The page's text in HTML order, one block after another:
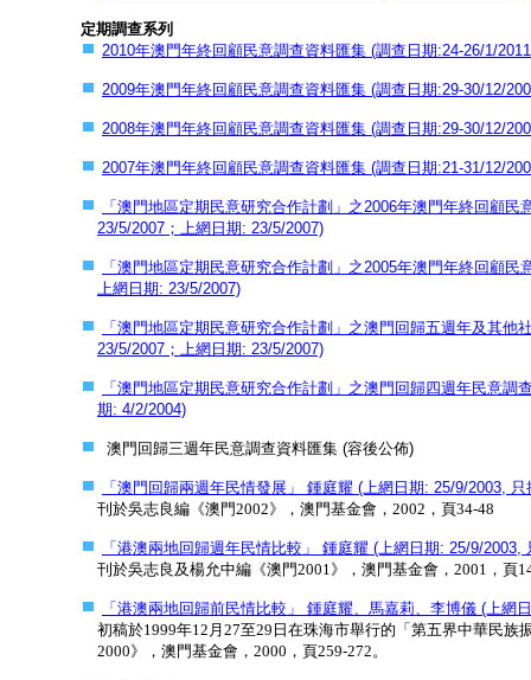
定期調查系列
2010年澳門年終回顧民意調查資料匯集 (調查日期:24-26/1/
2009年澳門年終回顧民意調查資料匯集 (調查日期:29-30/12/
2008年澳門年終回顧民意調查資料匯集 (調查日期:29-30/12/
2007年澳門年終回顧民意調查資料匯集 (調查日期:21-31/12/
「澳門地區定期民意研究合作計劃」之2006年澳門年終回顧
23/5/2007；上網日期: 23/5/2007)
「澳門地區定期民意研究合作計劃」之2005年澳門年終回顧
上網日期: 23/5/2007)
「澳門地區定期民意研究合作計劃」之澳門回歸五週年及其
23/5/2007；上網日期: 23/5/2007)
「澳門地區定期民意研究合作計劃」之澳門回歸四週年民意
期: 4/2/2004)
澳門回歸三週年民意調查資料匯集 (容後公佈)
「澳門回歸兩週年民情發展」 鍾庭耀 (上網日期: 25/9/2003,
刊於吳志良編《澳門2002》，澳門基金會，2002，頁34-48
「港澳兩地回歸週年民情比較」 鍾庭耀 (上網日期: 25/9/2003,
刊於吳志良及楊允中編《澳門2001》，澳門基金會，2001，頁
「港澳兩地回歸前民情比較」 鍾庭耀、馬嘉莉、李博儀 (上網
初稿於1999年12月27至29日在珠海市舉行的「第五界中華民
2000》，澳門基金會，2000，頁259-272。